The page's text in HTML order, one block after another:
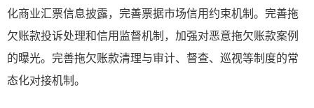
化商业汇票信息披露，完善票据市场信用约束机制。完善拖
欠账款投诉处理和信用监督机制，加强对恶意拖欠账款案例
的曝光。完善拖欠账款清理与审计、督查、巡视等制度的常
态化对接机制。